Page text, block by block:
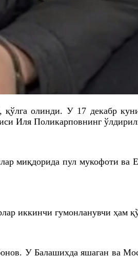
олинди. У 17 декабр
Иля Поликарповнинг
миқдорида пул мукофоти ва
иккинчи гумонланувчи ҳам
У Балашихда яшаган ва